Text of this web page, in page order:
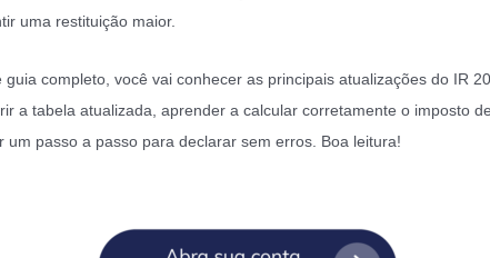
uma restituição maior.
guia completo, você vai conhecer as principais atualizações do IR
a tabela atualizada, aprender a calcular corretamente o imposto
um passo a passo para declarar sem erros. Boa leitura!